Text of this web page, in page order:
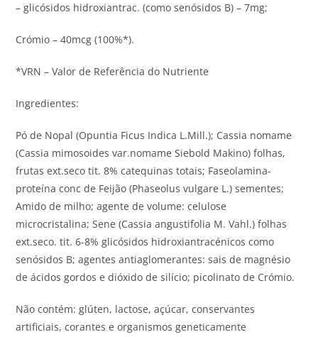
– glicósidos hidroxiantrac. (como senósidos B) – 7mg;
Crómio – 40mcg (100%*).
*VRN – Valor de Referência do Nutriente
Ingredientes:
Pó de Nopal (Opuntia Ficus Indica L.Mill.); Cassia nomame
(Cassia mimosoides var.nomame Siebold Makino) folhas,
frutas ext.seco tit. 8% catequinas totais; Faseolamina-
proteína conc de Feijão (Phaseolus vulgare L.) sementes;
Amido de milho; agente de volume: celulose
microcristalina; Sene (Cassia angustifolia M. Vahl.) folhas
ext.seco. tit. 6-8% glicósidos hidroxiantracénicos como
senósidos B; agentes antiaglomerantes: sais de magnésio
de ácidos gordos e dióxido de silício; picolinato de Crómio.
Não contém: glúten, lactose, açúcar, conservantes
artificiais, corantes e organismos geneticamente